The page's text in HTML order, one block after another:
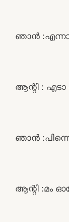
ഞാൻ
ആന്റി :
ഞാൻ
ആന്റി :മം